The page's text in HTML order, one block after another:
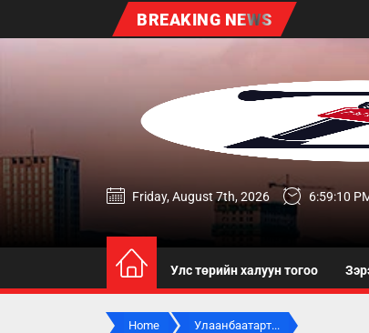
BREAKING NEWS
zereg.mn
Friday, August 7th, 2026 6:59:11
Улс төрийн халуун тогоо
Home Улаанбаатарт...